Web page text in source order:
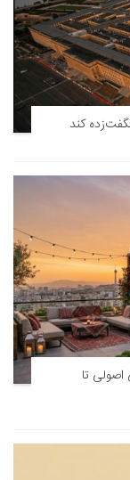
کند
اصولی تا